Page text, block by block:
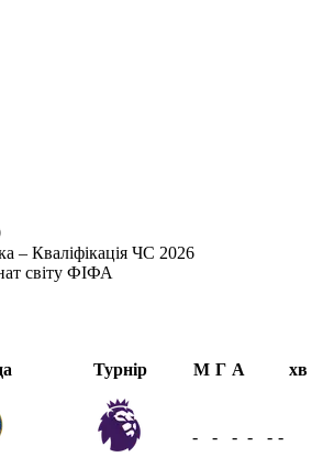
– Кваліфікація ЧС 2026
світу ФІФА
Турнір М Г А хв
- - - - - -